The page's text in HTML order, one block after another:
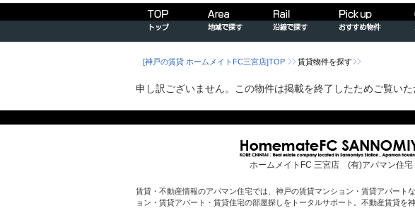
[神戸の賃貸 ホームメイトFC三宮店]TOP 賃貸物件を探す
申し訳ございません。この物件は掲載を終了したためご覧いた
ホームメイトFC 三宮店 (有)アパマン住
賃貸・不動産情報のアパマン住宅では、神戸の賃貸マンション・賃貸アパー
ョン・賃貸アパート・賃貸住宅の部屋探しをトータルサポート。不動産賃貸を